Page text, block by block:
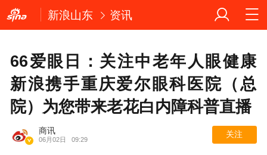
新浪山东 资讯
66爱眼日：关注中老年人眼健康
新浪携手重庆爱尔眼科医院（总
院）为您带来老花白内障科普直播
商讯
06月02日 09:29
关注